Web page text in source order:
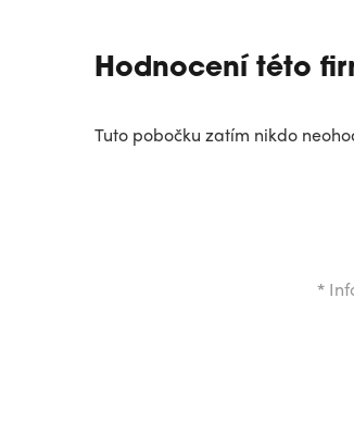
Hodnocení této
Tuto pobočku zatím nikdo
*